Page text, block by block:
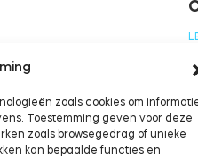
zoals cookies om
Toestemming geven voor deze
zoals browsegedrag of unieke
kan bepaalde functies en